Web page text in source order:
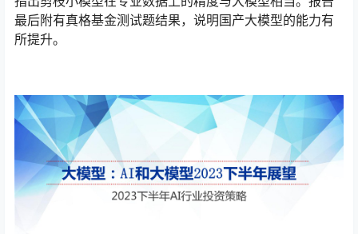
最后附有真格基金测试题结果，说明国产大模型的能力有
所提升。